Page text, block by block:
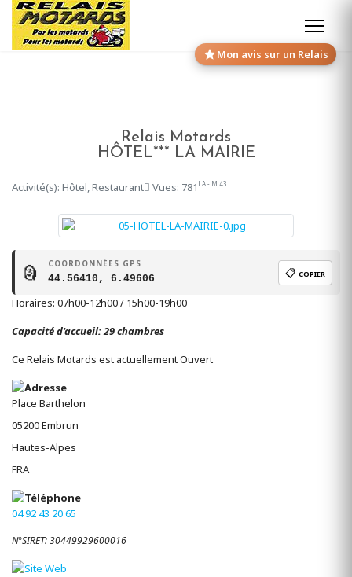
Mon avis sur un Relais
Relais Motards
HÔTEL*** LA MAIRIE
Activité(s): Hôtel, Restaurant Vues: 781 LA - M 43
🗿 COORDONNÉES GPS
44.56410, 6.49606 📋 COPIER
Horaires: 07h00-12h00 / 15h00-19h00
Capacité d'accueil: 29 chambres
Ce Relais Motards est actuellement Ouvert
Place Barthelon
05200Embrun
Hautes-Alpes
FRA
04 92 43 20 65
N°SIRET: 30449929600016